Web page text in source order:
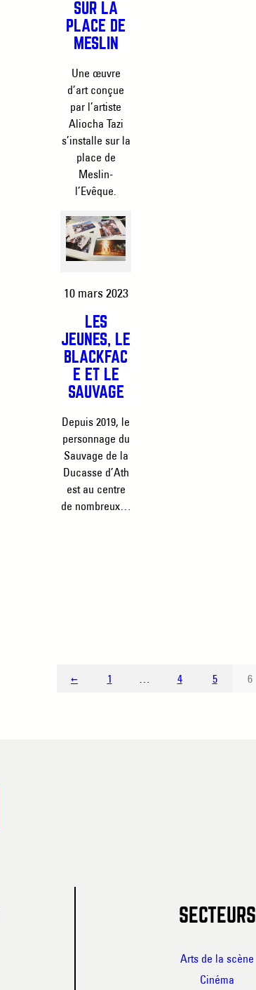
SUR LA
PLACE DE
MESLIN
Une œuvre
d’art conçue
par l’artiste
Aliocha Tazi
s’installe sur la
place de
Meslin-
l’Evêque.
10 mars 2023
LES
JEUNES, LE
BLACKFAC
E ET LE
SAUVAGE
Depuis 2019, le
personnage du
Sauvage de la
Ducasse d’Ath
est au centre
de nombreux…
← 1 4 5 6
SECTEURS
Arts de la scène
Cinéma